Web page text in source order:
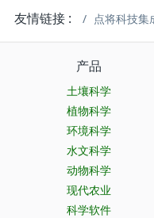
友情链接 : 点将科技集
产品
土壤科学
植物科学
环境科学
水文科学
动物科学
现代农业
科学软件